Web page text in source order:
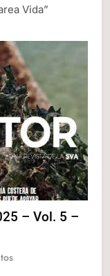
Vida”
– Vol. 5 –